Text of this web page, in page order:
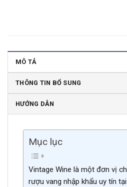
MÔ TẢ
THÔNG TIN BỔ SUNG
HƯỚNG DẪN
Mục lục
Vintage Wine là một đơn vị
rượu vang nhập khẩu uy tín